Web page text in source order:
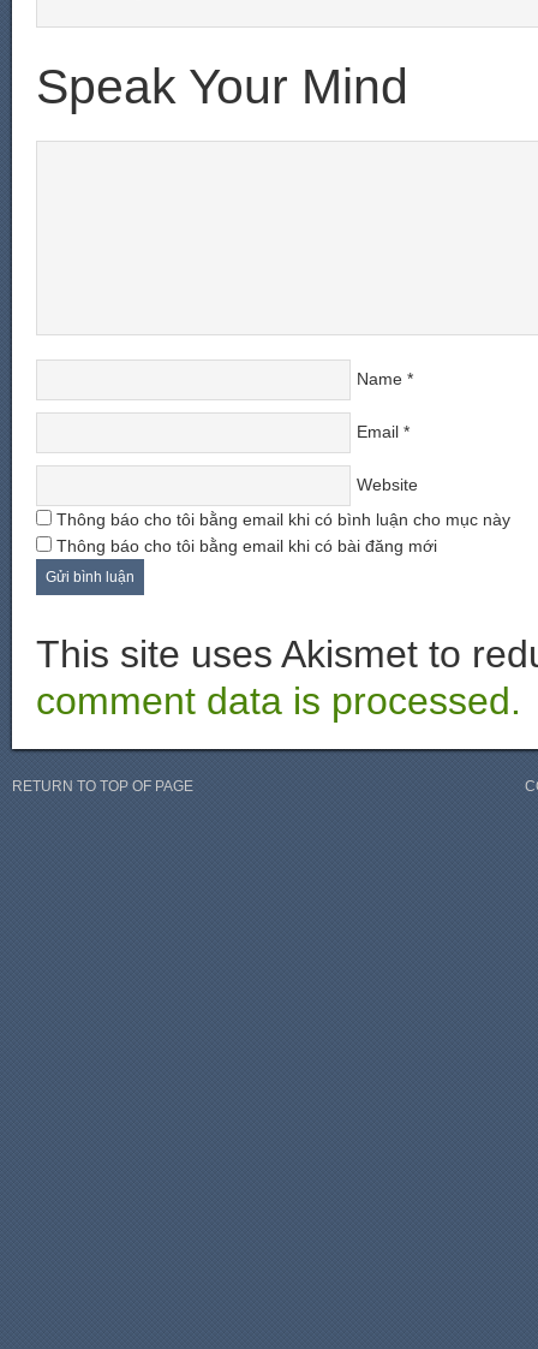
Speak Your Mind
Name *
Email *
Website
Thông báo cho tôi bằng email khi có bình luận cho mục này
Thông báo cho tôi bằng email khi có bài đăng mới
This site uses Akismet to
comment data is processed.
RETURN TO TOP OF PAGE